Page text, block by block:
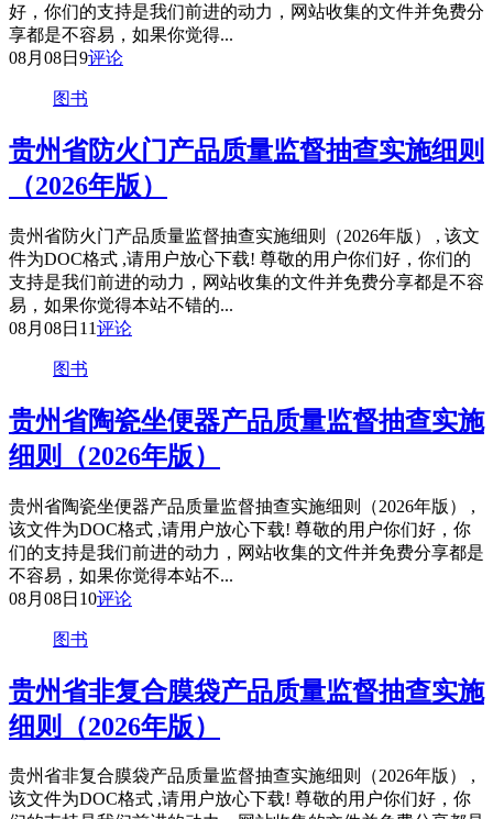
好，你们的支持是我们前进的动力，网站收集的文件并免费分
享都是不容易，如果你觉得...
08月08日 9评论
图书
贵州省防火门产品质量监督抽查实施细则
（2026年版）
贵州省防火门产品质量监督抽查实施细则（2026年版） , 该文
件为DOC格式 ,请用户放心下载! 尊敬的用户你们好，你们的
支持是我们前进的动力，网站收集的文件并免费分享都是不容
易，如果你觉得本站不错的...
08月08日 11评论
图书
贵州省陶瓷坐便器产品质量监督抽查实施
细则（2026年版）
贵州省陶瓷坐便器产品质量监督抽查实施细则（2026年版） ,
该文件为DOC格式 ,请用户放心下载! 尊敬的用户你们好，你
们的支持是我们前进的动力，网站收集的文件并免费分享都是
不容易，如果你觉得本站不...
08月08日 10评论
图书
贵州省非复合膜袋产品质量监督抽查实施
细则（2026年版）
贵州省非复合膜袋产品质量监督抽查实施细则（2026年版） ,
该文件为DOC格式 ,请用户放心下载! 尊敬的用户你们好，你